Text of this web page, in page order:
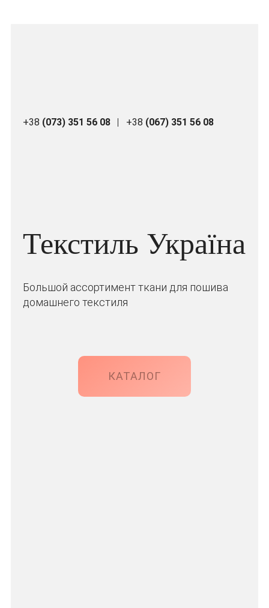
+38 (073) 351 56 08 +38 (067) 351 56 08
Текстиль Україна
Большой ассортимент ткани для пошива
домашнего текстиля
КАТАЛОГ